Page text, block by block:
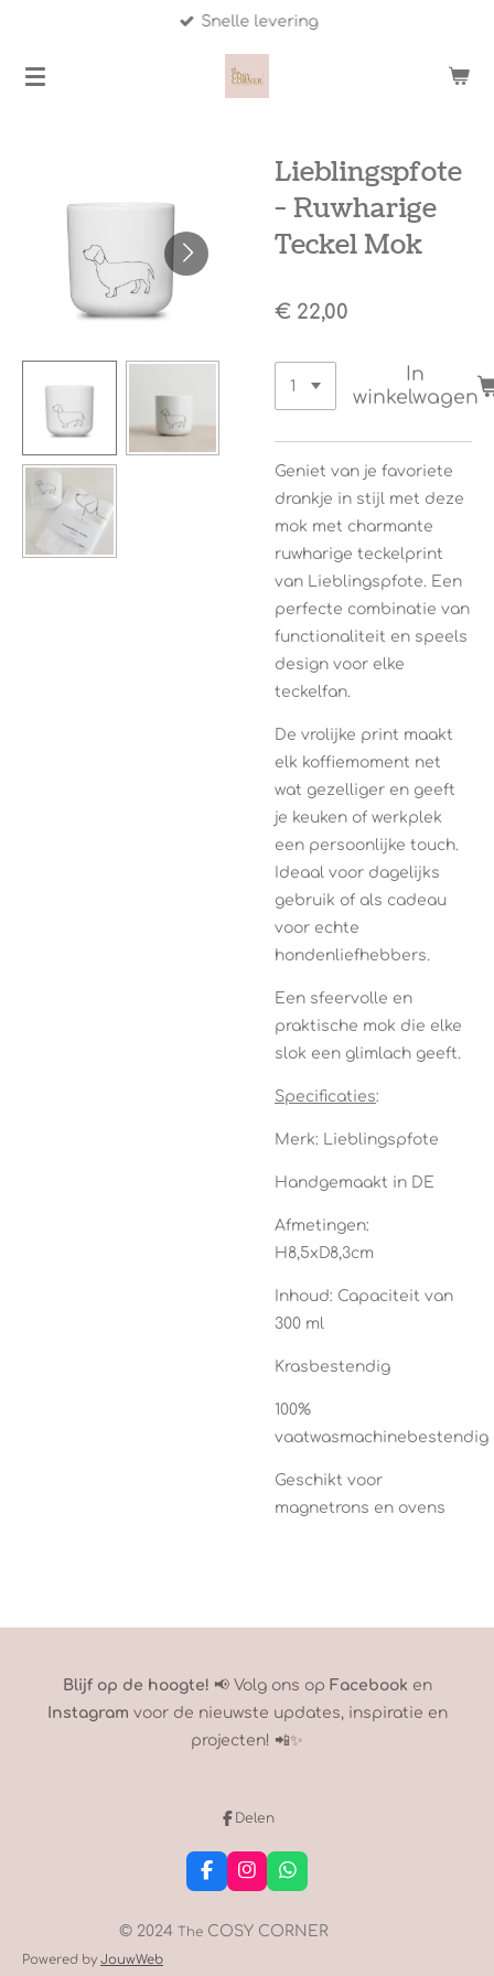
naar
Snelle levering
Lieblingspfote
- Ruwharige
Teckel Mok
€ 22,00
In
winkelwagen
Geniet van je favoriete
drankje in stijl met deze
mok met charmante
ruwharige teckelprint
van Lieblingspfote. Een
perfecte combinatie van
functionaliteit en speels
design voor elke
teckelfan.
De vrolijke print maakt
elk koffiemoment net
wat gezelliger en geeft
je keuken of werkplek
een persoonlijke touch.
Ideaal voor dagelijks
gebruik of als cadeau
voor echte
hondenliefhebbers.
Een sfeervolle en
praktische mok die elke
slok een glimlach geeft.
Specificaties:
Merk: Lieblingspfote
Handgemaakt in DE
Afmetingen:
H8,5xD8,3cm
Inhoud: Capaciteit van
300 ml
Krasbestendig
100%
vaatwasmachinebestendig
Geschikt voor
magnetrons en ovens
Blijf op de hoogte! 📢 Volg ons op Facebook en
Instagram voor de nieuwste updates, inspiratie en
projecten! 📲✨
Delen
F
a
e
I
n
t
W
h
t
© 2024 The COSY CORNER
Powered by JouwWeb